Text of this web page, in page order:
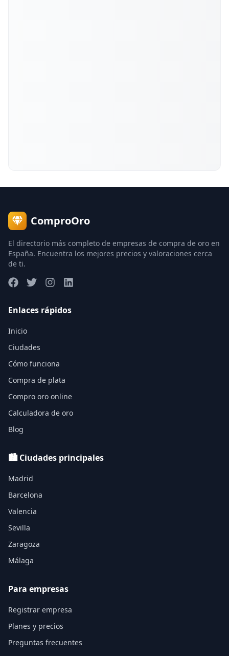
ComproOro
El directorio más completo de empresas de compra de oro en
España. Encuentra los mejores precios y valoraciones cerca
de ti.
Enlaces rápidos
Inicio
Ciudades
Cómo funciona
Compra de plata
Compro oro online
Calculadora de oro
Blog
🏙️ Ciudades principales
Madrid
Barcelona
Valencia
Sevilla
Zaragoza
Málaga
Para empresas
Registrar empresa
Planes y precios
Preguntas frecuentes